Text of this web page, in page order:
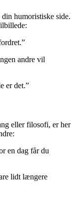
humoristiske side.
andre vil
er det.”
eller filosofi, er her
en dag får du
lidt længere